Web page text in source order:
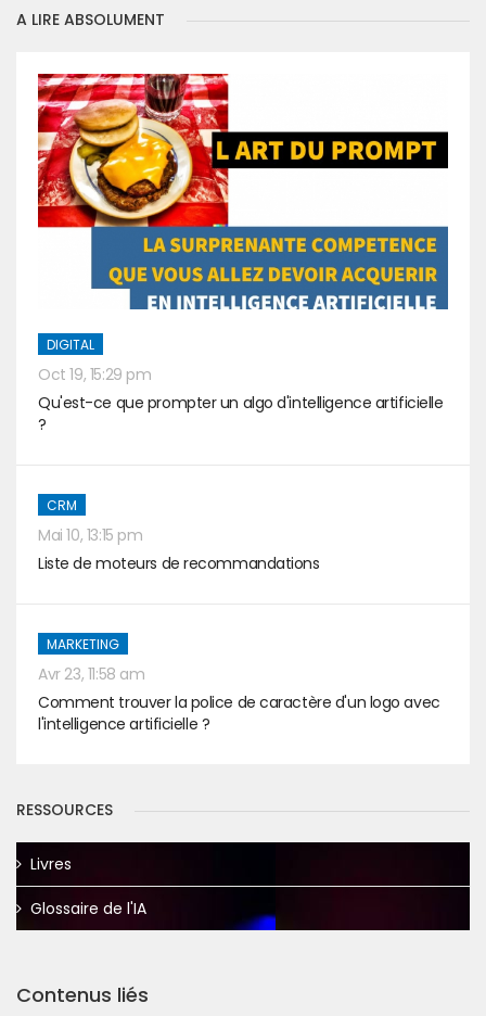
A LIRE ABSOLUMENT
DIGITAL
Oct 19, 15:29 pm
Qu'est-ce que prompter un algo d'intelligence artificielle
?
CRM
Mai 10, 13:15 pm
Liste de moteurs de recommandations
MARKETING
Avr 23, 11:58 am
Comment trouver la police de caractère d'un logo avec
l'intelligence artificielle ?
RESSOURCES
Livres
Glossaire de l'IA
Contenus liés